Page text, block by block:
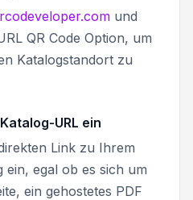
und
QR Code Option, um
Katalogstandort zu
URL ein
Link zu Ihrem
ein, egal ob es sich um
ein gehostetes PDF